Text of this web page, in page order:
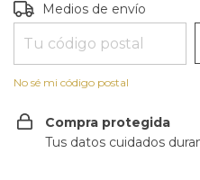
Entregas para el CP:
Medios de envío
No sé mi código postal
Compra protegida
Tus datos cuidados